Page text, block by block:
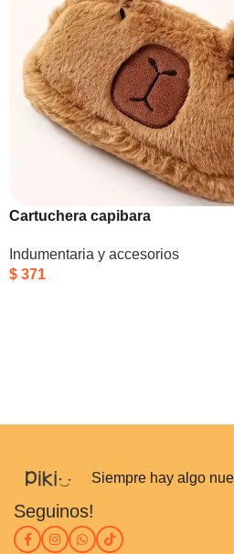
Cartuchera capibara
Indumentaria y accesorios
$ 371
Siempre hay algo
Seguinos!